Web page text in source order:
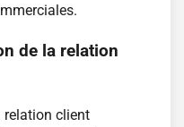
de la relation
relation client